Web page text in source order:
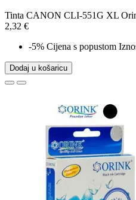
Tinta CANON CLI-551G XL
2,32 €
-5% Cijena s popustom
Dodaj u košaricu